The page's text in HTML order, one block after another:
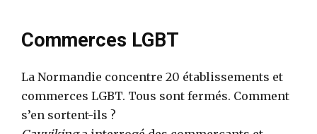
Commerces LGBT
La Normandie concentre 20 établissements et
commerces LGBT. Tous sont fermés. Comment
s’en sortent-ils ?